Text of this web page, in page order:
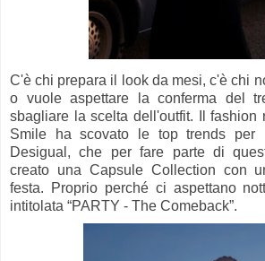
C'è chi prepara il look da mesi, c'è chi
o vuole aspettare la conferma del
sbagliare la scelta dell'outfit. Il fashion
Smile ha scovato le top trends per
Desigual, che per fare parte di
creato una Capsule Collection con
festa. Proprio perché ci aspettano
intitolata “PARTY - The Comeback”.